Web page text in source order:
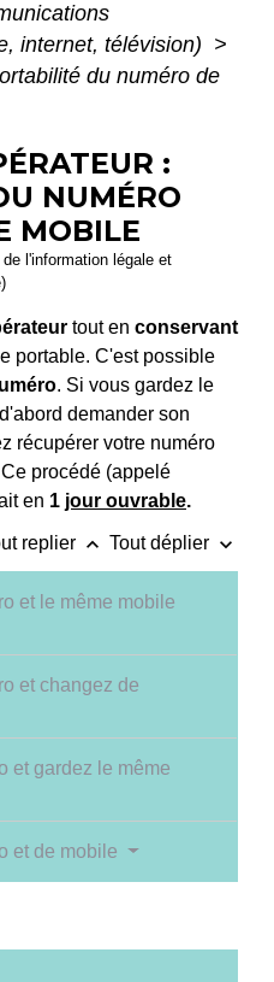
internet, télévision) >
du numéro de
:
NUMÉRO
MOBILE
l'information légale et
tout en conservant
portable. C'est possible
. Si vous gardez le
demander son
récupérer votre numéro
Ce procédé (appelé
en 1 jour ouvrable.
replier keyboard_arrow_up Tout déplier keyboard_arrow_down
et le même mobile
et changez de
et gardez le même
et de mobile